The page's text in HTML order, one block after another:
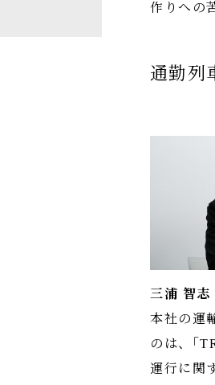
作りへの
通勤列
三浦 智志
本社の運
のは、｢
運行に関